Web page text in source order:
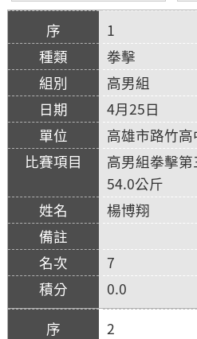
1
拳擊
高男組
4月25日
高雄市路竹高
高男組拳擊
54.0公斤
楊博翔
7
0.0
2